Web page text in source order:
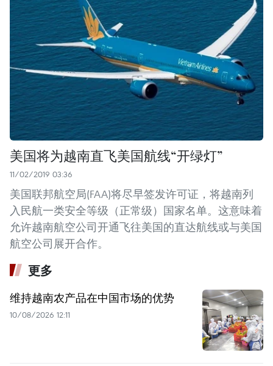
美国将为越南直飞美国航线“开绿灯”
11/02/2019 03:36
美国联邦航空局(FAA)将尽早签发许可证，将越南列
入民航一类安全等级（正常级）国家名单。这意味着
允许越南航空公司开通飞往美国的直达航线或与美国
航空公司展开合作。
更多
维持越南农产品在中国市场的优势
10/08/2026 12:11